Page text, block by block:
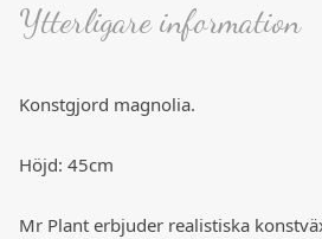
Ytterligare information
Konstgjord magnolia.
Höjd: 45cm
Mr Plant erbjuder realistiska